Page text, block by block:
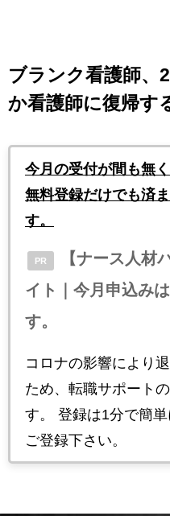
ブランク看護師、
か看護師に復帰す
今月の受付が間も無
無料登録だけでも済
す。
PR
【ナース人材
イト｜今月申込み
す。
コロナの影響により
ため、転職サポート
す。 登録は1分で簡
ご登録下さい。